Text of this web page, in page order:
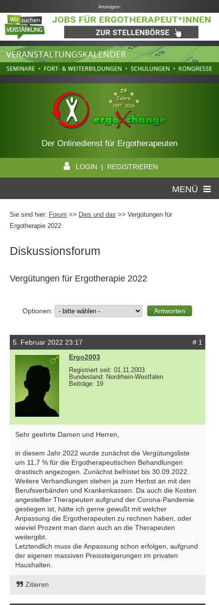
Anzeigen:
Der Onlinedienst für Ergotherapeuten
LOGIN | REGISTRIEREN
MENÜ
Sie sind hier: Forum >> Dies und das >> Vergütungen für
Ergotherapie 2022
Diskussionsforum
Vergütungen für Ergotherapie 2022
Optionen:
5. Februar 2022 23:17
# 1
Ergo2003
Registriert seit: 01.11.2003
Bundesland: Nordrhein-Westfalen
Beiträge: 19
Sehr geehrte Damen und Herren,
in diesem Jahr 2022 wurde zunächst die Vergütungsliste
um 11,7 % für die Ergotherapeutischen Behandlungen
drastisch angezogen. Zunächst befristet bis 30.09.2022.
Weitere Verhandlungen stehen ja zum Herbst an mit den
Berufsverbänden und Krankenkassen. Da auch die Kosten
angestellter Therapeuten aufgrund der Corona-Pandemie
gestiegen ist, hätte ich gerne gewußt mit welcher
Anpassung die Ergotherapeuten zu rechnen haben, oder
wieviel Prozent man dann auch an die Therapeuten
weitergibt.
Letztendlich muss die Anpassung schon erfolgen, aufgrund
der eigenen massiven Preissteigerungen im privaten
Haushalten.
Zitieren